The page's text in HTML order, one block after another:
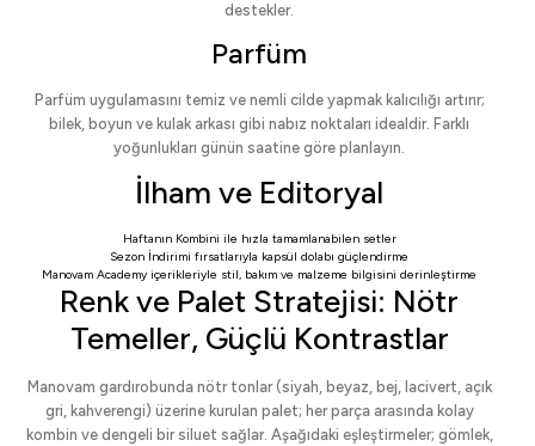
destekler.
Parfüm
Parfüm uygulamasını temiz ve nemli cilde yapmak kalıcılığı artırır;
bilek, boyun ve kulak arkası gibi nabız noktaları idealdir. Farklı
yoğunlukları günün saatine göre planlayın.
İlham ve Editoryal
Haftanın Kombini ile hızla tamamlanabilen setler
Sezon İndirimi fırsatlarıyla kapsül dolabı güçlendirme
Manovam Academy içerikleriyle stil, bakım ve malzeme bilgisini derinleştirme
Renk ve Palet Stratejisi: Nötr
Temeller, Güçlü Kontrastlar
Manovam gardırobunda nötr tonlar (siyah, beyaz, bej, lacivert, açık
gri, kahverengi) üzerine kurulan palet; her parça arasında kolay
kombin ve dengeli bir siluet sağlar. Aşağıdaki eşleştirmeler; gömlek,